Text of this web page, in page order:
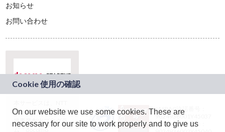
お知らせ
お問い合わせ
ドコモグループの新
規事業創出プログラ
ム「docomo
JASRAC許諾番号：
9024936001Y45037
JASRAC許諾番号：
On our website we use some cookies. These are
necessary for our site to work properly and to give us